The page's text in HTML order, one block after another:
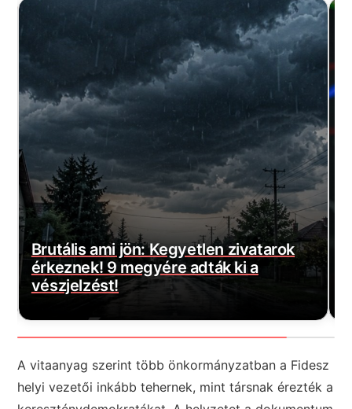
Magyar Péter bejelentette a várva-
várt jó hírt! Végre elkezdődött…
A vitaanyag szerint több önkormányzatban a Fidesz
helyi vezetői inkább tehernek, mint társnak érezték a